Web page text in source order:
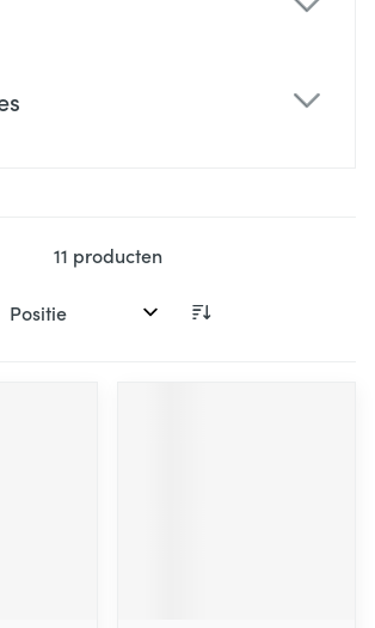
11 producten
Sorteer op: